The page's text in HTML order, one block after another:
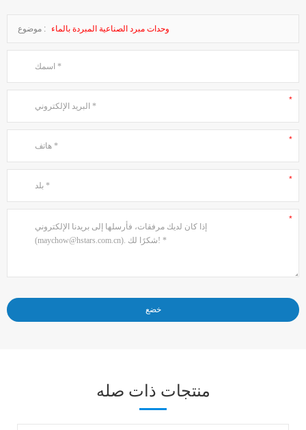
موضوع : وحدات مبرد الصناعية المبردة بالماء
منتجات ذات صله